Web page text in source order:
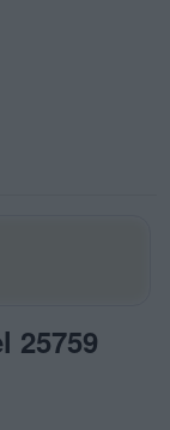
25759